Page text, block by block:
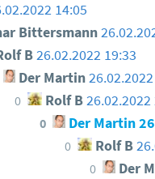
14:05
Bittersmann
B26.02.2022 19:33
Der Martin
0 Rolf B26.02.2022
0 Der Martin
0 Rolf B
0 Der